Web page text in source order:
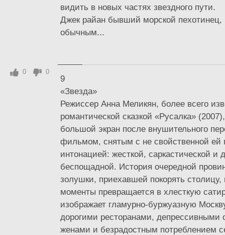
видить в новых частях звездного пути.
Джек райан бывший морской
обычным...
9
«Звезда»
Режиссер Анна Меликян, более всего
романтической сказкой «Русалка»
большой экран после внушительного
фильмом, снятым с не свойственной ей
интонацией: жесткой, саркастической и
беспощадной. История очередной
золушки, приехавшей покорять столицу,
моменты превращается в хлесткую
изображает гламурно-буржуазную
дорогими ресторанами, депрессивными
женами и безрадостным потреблением
0 0